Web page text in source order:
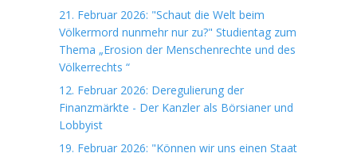
21. Februar 2026: "Schaut die Welt beim
Völkermord nunmehr nur zu?" Studientag zum
Thema „Erosion der Menschenrechte und des
Völkerrechts “
12. Februar 2026: Deregulierung der
Finanzmärkte - Der Kanzler als Börsianer und
Lobbyist
19. Februar 2026: "Können wir uns einen Staat